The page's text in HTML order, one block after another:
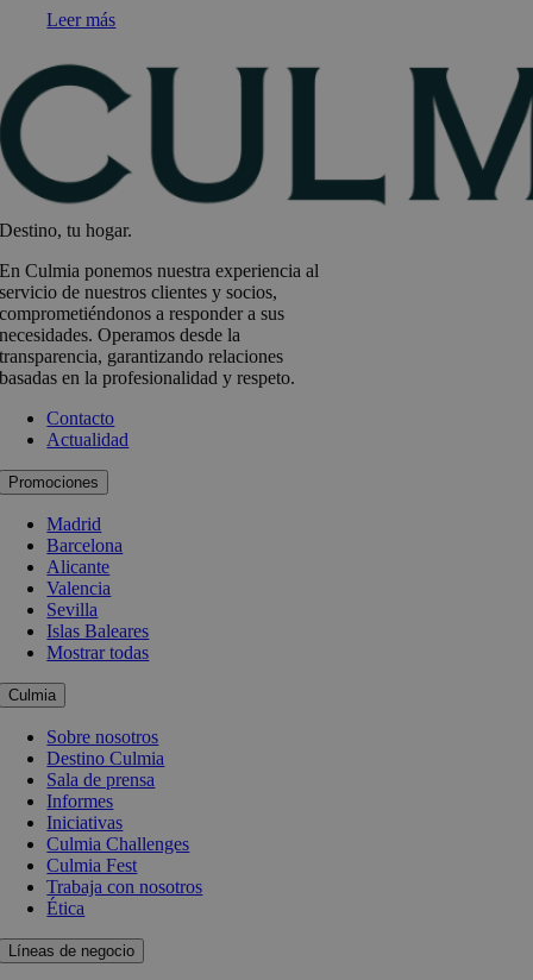
Leer más
Destino, tu hogar.
En Culmia ponemos nuestra experiencia al
servicio de nuestros clientes y socios,
comprometiéndonos a responder a sus
necesidades. Operamos desde la
transparencia, garantizando relaciones
basadas en la profesionalidad y respeto.
Contacto
Actualidad
Promociones
Madrid
Barcelona
Alicante
Valencia
Sevilla
Islas Baleares
Mostrar todas
Culmia
Sobre nosotros
Destino Culmia
Sala de prensa
Informes
Iniciativas
Culmia Challenges
Culmia Fest
Trabaja con nosotros
Ética
Líneas de negocio